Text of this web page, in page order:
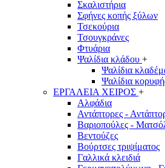
Σκαλιστήρια
Σφήνες κοπής ξύλων
Τσεκούρια
Τσουγκράνες
Φτυάρια
Ψαλίδια κλάδου +
Ψαλίδια
Ψαλίδια
ΕΡΓΑΛΕΙΑ ΧΕΙΡΟΣ +
Αλφάδια
Αντάπτορες -
Βαριοπούλες -
Βεντούζες
Βούρτσες τριψίματος
Γαλλικά κλειδιά